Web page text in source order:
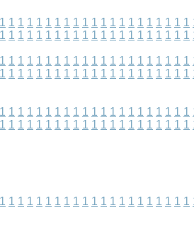
1 1 1 1 1 1 1 1 1 1 1 1 1 1 1 1 1 1 1 1 1
1 1 1 1 1 1 1 1 1 1 1 1 1 1 1 1 1 1 1 1 1
1 1 1 1 1 1 1 1 1 1 1 1 1 1 1 1 1 1 1 1 1
1 1 1 1 1 1 1 1 1 1 1 1 1 1 1 1 1 1 1 1 1
1 1 1 1 1 1 1 1 1 1 1 1 1 1 1 1 1 1 1 1 1
1 1 1 1 1 1 1 1 1 1 1 1 1 1 1 1 1 1 1 1 1
1 1 1 1 1 1 1 1 1 1 1 1 1 1 1 1 1 1 1 1 1